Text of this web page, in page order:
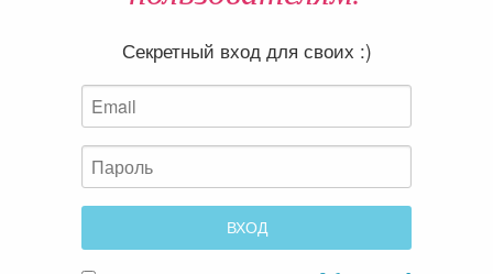
Секретный вход для своих :)